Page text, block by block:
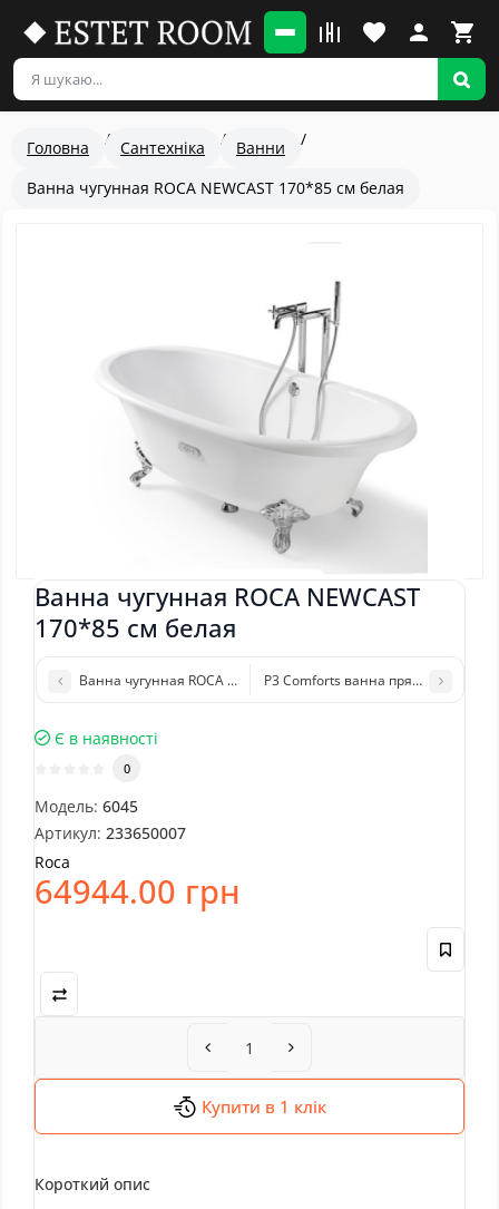
Головна Сантехніка
Ванни
Ванна чугунная ROCA NEWCAST 170*85 см белая
Ванна чугунная ROCA NEWCAST
170*85 см белая
Ванна чугунная ROCA NEWCAST 170*85 см серая
P3 Comforts ванна прямоугольная
Є в наявності
0
Модель: 6045
Артикул: 233650007
Roca
64944.00 грн
Купити в 1 клік
Короткий опис